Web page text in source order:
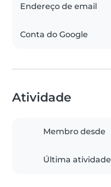
Endereço de email
Conta do Google
Atividade
Membro desde
Última atividade